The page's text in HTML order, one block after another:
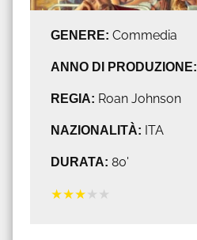
GENERE: Commedia
ANNO DI PRODUZIONE:
REGIA: Roan Johnson
NAZIONALITÀ: ITA
DURATA: 80'
★★★ ★ ★